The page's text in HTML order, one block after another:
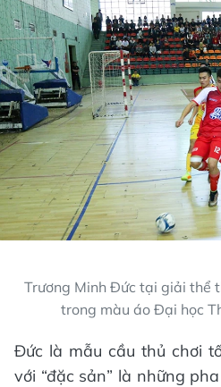
Trương Minh Đức tại giải thể
trong màu áo Đại học
Đức là mẫu cầu thủ chơi
với “đặc sản” là những